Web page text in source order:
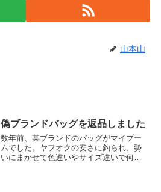
山本山
偽ブランドバッグを返品しました
数年前、某ブランドのバッグがマイブー
ムでした。ヤフオクの安さに釣られ、勢
いにまかせて色違いやサイズ違いで何個